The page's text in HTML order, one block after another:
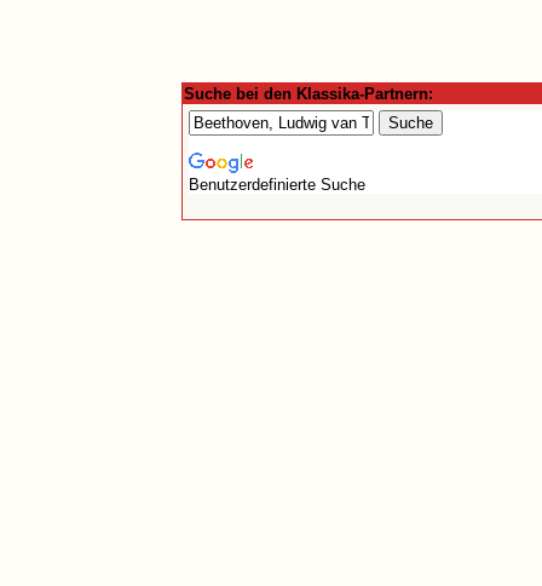
Suche bei den Klassika-Partnern:
Benutzerdefinierte Suche